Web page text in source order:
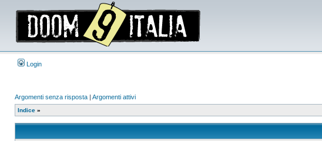
Login
Argomenti senza risposta | Argomenti attivi
Indice »